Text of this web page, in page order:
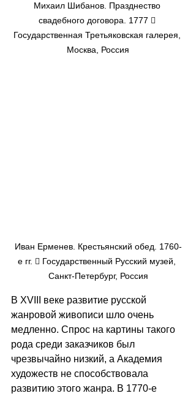
Михаил Шибанов. Празднество
свадебного договора. 1777 
Государственная Третьяковская галерея,
Москва, Россия
Иван Ерменев. Крестьянский обед. 1760-
е гг.  Государственный Русский музей,
Санкт-Петербург, Россия
В XVIII веке развитие русской
жанровой живописи шло очень
медленно. Спрос на картины такого
рода среди заказчиков был
чрезвычайно низкий, а Академия
художеств не способствовала
развитию этого жанра. В 1770-е